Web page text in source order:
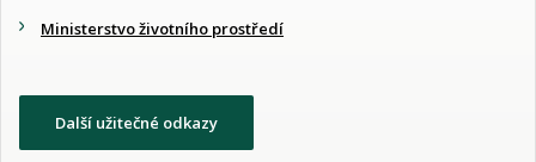
Ministerstvo životního prostředí
Další užitečné odkazy